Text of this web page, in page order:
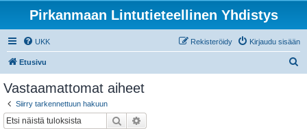
Pirkanmaan Lintutieteellinen Yhdistys
UKK Kirjaudu sisään
Rekisteröidy
Etusivu
Vastaamattomat aiheet
Siirry tarkennettuun hakuun
Etsi